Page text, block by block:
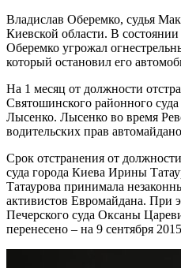
Владислав Оберемко, судья
Киевской области. В
Оберемко угрожал
который остановил его
На 1 месяц от должности
Святошинского районного
Лысенко. Лысенко во время
водительских прав
Срок отстранения от
суда города Киева Ирины
Татаурова принимала
активистов Евромайдана. При
Печерского суда Оксаны
перенесено – на 9 сентября